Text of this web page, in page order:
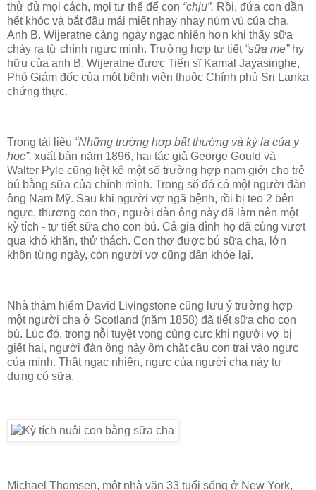
thử đủ mọi cách, mọi tư thế để con “chịu”. Rồi, đứa con dần
hết khóc và bắt đầu mải miết nhay nhay núm vú của cha.
Anh B. Wijeratne càng ngày ngạc nhiên hơn khi thấy sữa
chảy ra từ chính ngực mình. Trường hợp tự tiết “sữa mẹ”hy
hữu của anh B. Wijeratne được Tiến sĩ Kamal Jayasinghe,
Phó Giám đốc của một bệnh viện thuộc Chính phủ Sri Lanka
chứng thực.
Trong tài liệu “Những trường hợp bất thường và kỳ lạ của y
học”, xuất bản năm 1896, hai tác giả George Gould và
Walter Pyle cũng liệt kê một số trường hợp nam giới cho trẻ
bú bằng sữa của chính mình. Trong số đó có một người đàn
ông Nam Mỹ. Sau khi người vợ ngã bệnh, rồi bị teo 2 bên
ngực, thương con thơ, người đàn ông này đã làm nên một
kỳ tích - tự tiết sữa cho con bú. Cả gia đình họ đã cùng vượt
qua khó khăn, thử thách. Con thơ được bú sữa cha, lớn
khôn từng ngày, còn người vợ cũng dần khỏe lại.
Nhà thám hiểm David Livingstone cũng lưu ý trường hợp
một người cha ở Scotland (năm 1858) đã tiết sữa cho con
bú. Lúc đó, trong nỗi tuyệt vọng cùng cực khi người vợ bị
giết hại, người đàn ông này ôm chặt cậu con trai vào ngực
của mình. Thật ngạc nhiên, ngực của người cha này tự
dưng có sữa.
Michael Thomsen, một nhà văn 33 tuổi sống ở New York,